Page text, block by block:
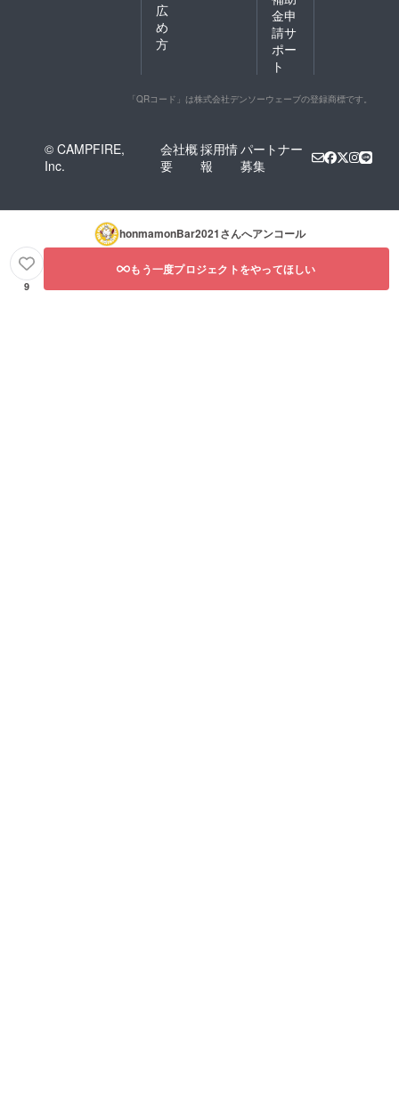
広
め
方
金申
請サ
ポー
ト
「QRコード」は株式会社デンソーウェーブの登録商標です。
© CAMPFIRE,
Inc.
会社概
要
採用情
報
パートナー
募集
honmamonBar2021さんへアンコール
9
もう一度プロジェクトをやってほしい